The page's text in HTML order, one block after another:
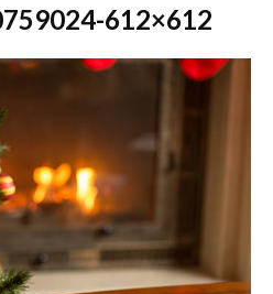
612×612